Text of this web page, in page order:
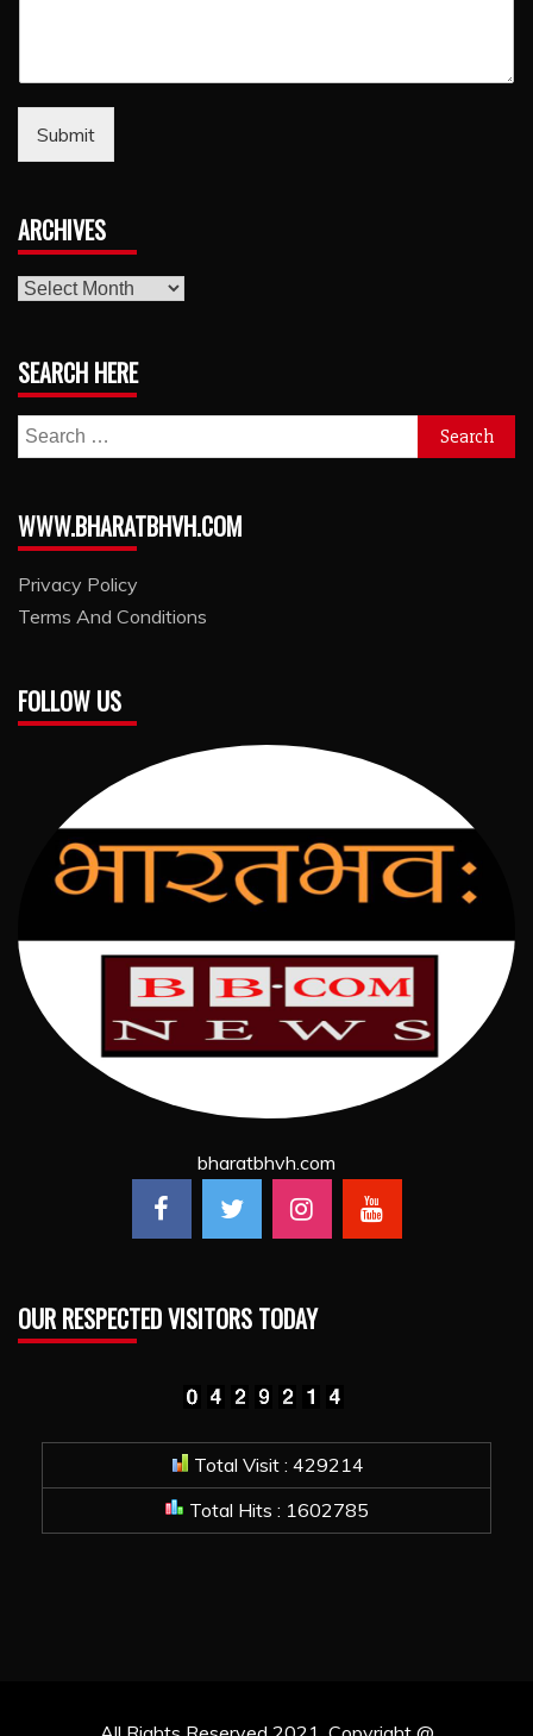
Submit
ARCHIVES
archives
SEARCH HERE
Search
for:
WWW.BHARATBHVH.COM
Privacy Policy
Terms And Conditions
FOLLOW US
bharatbhvh.com
OUR RESPECTED VISITORS TODAY
Total Visit : 429214
Total Hits : 1602785